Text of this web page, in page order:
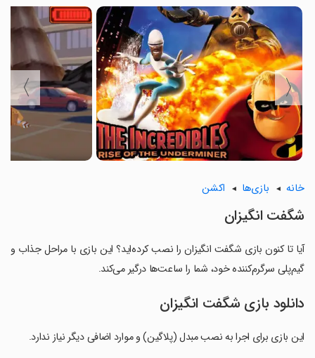
〈
〉
خانه بازی‌ها اکشن
شگفت انگیزان
آیا تا کنون بازی شگفت انگیزان را نصب کرده‌اید؟ این بازی با مراحل جذاب و
گیم‌پلی سرگرم‌کننده خود، شما را ساعت‌ها درگیر می‌کند.
دانلود بازی شگفت انگیزان
این بازی برای اجرا به نصب مبدل (پلاگین) و موارد اضافی دیگر نیاز ندارد.